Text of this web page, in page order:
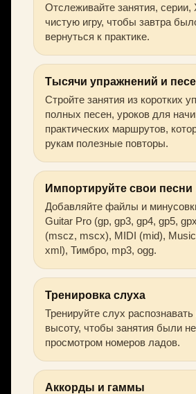
Отслеживайте занятия, серии,
чистую игру, чтобы завтра
вернуться к практике.
Тысячи упражнений и
Стройте занятия из коротких
полных песен, уроков для
практических маршрутов,
рукам полезные повторы.
Импортируйте свои песни
Добавляйте файлы и
Guitar Pro (gp, gp3, gp4, gp5,
(mscz, mscx), MIDI (mid),
xml), Тимбро, mp3, ogg.
Тренировка слуха
Тренируйте слух
высоту, чтобы занятия были
просмотром номеров ладов.
Аккорды и гаммы